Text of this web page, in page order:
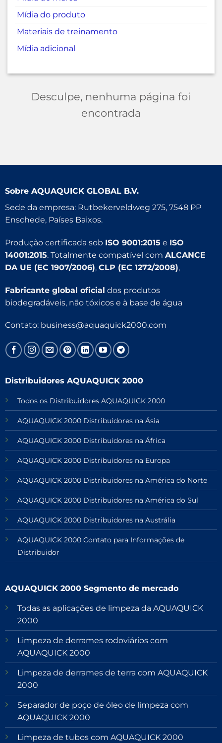
Mídia do produto
Materiais de treinamento
Mídia adicional
Desculpe, nenhuma página foi
encontrada
Sobre AQUAQUICK GLOBAL B.V.
Sede da empresa: Rutbekerveldweg 275, 7548 PP
Enschede, Países Baixos.
Produção certificada sob ISO 9001:2015 e ISO
14001:2015. Totalmente compatível com ALCANCE
DA UE (EC 1907/2006), CLP (EC 1272/2008),
Fabricante global oficial dos produtos
biodegradáveis, não tóxicos e à base de água
Contato: business@aquaquick2000.com
Distribuidores AQUAQUICK 2000
Todos os Distribuidores AQUAQUICK 2000
AQUAQUICK 2000 Distribuidores na Ásia
AQUAQUICK 2000 Distribuidores na África
AQUAQUICK 2000 Distribuidores na Europa
AQUAQUICK 2000 Distribuidores na América do Norte
AQUAQUICK 2000 Distribuidores na América do Sul
AQUAQUICK 2000 Distribuidores na Austrália
AQUAQUICK 2000 Contato para Informações de
Distribuidor
AQUAQUICK 2000 Segmento de mercado
Todas as aplicações de limpeza da AQUAQUICK
2000
Limpeza de derrames rodoviários com
AQUAQUICK 2000
Limpeza de derrames de terra com AQUAQUICK
2000
Separador de poço de óleo de limpeza com
AQUAQUICK 2000
Limpeza de tubos com AQUAQUICK 2000